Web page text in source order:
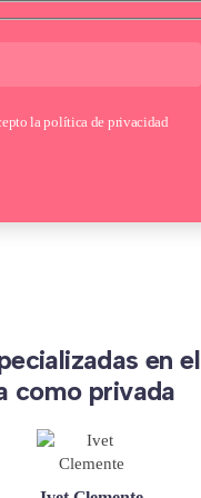
lapolítica de privacidad
en el
como privada